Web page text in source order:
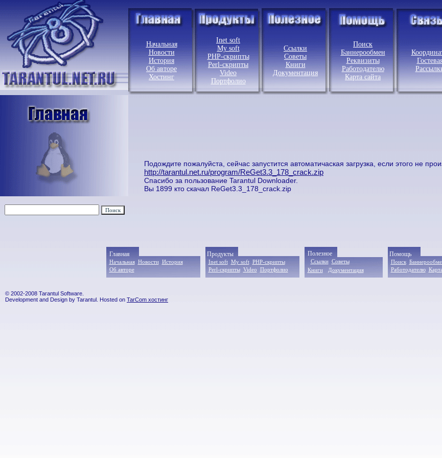
Начальная
Новости
История
Об авторе
Хостинг
Inet soft
My soft
PHP-скрипты
Perl-скрипты
Video
Портфолио
Ссылки
Советы
Книги
Документация
Поиск
Баннерообмен
Реквизиты
Работодателю
Карта сайта
Подождите пожалуйста, сейчас запустится автоматичаская загрузка, если этого не
http://tarantul.net.ru/program/ReGet3.3_178_crack.zip
Спасибо за пользование Tarantul Downloader.
Вы 1899 кто скачал ReGet3.3_178_crack.zip
Главная
Начальная Новости История
Об авторе
Продукты
Inet soft My soft PHP-скрипты
Perl-скрипты Video Портфолио
Полезное
Ссылки Советы
Книги
Документация
Помощь
Поиск
Работодателю
© 2002-2008 Tarantul Software.
Development and Design by Tarantul. Hosted on TarCom хостинг